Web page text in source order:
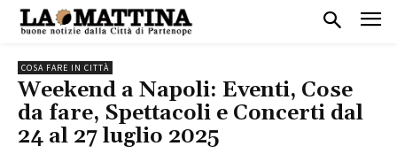
COSA FARE IN CITTÀ
Weekend a Napoli: Eventi, Cose
da fare, Spettacoli e Concerti dal
24 al 27 luglio 2025